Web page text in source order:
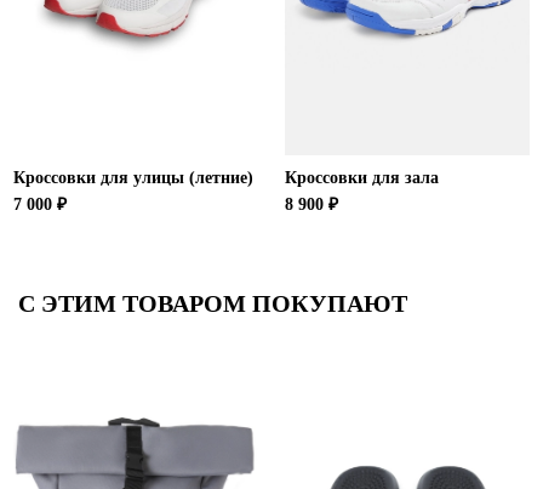
Кроссовки для улицы (летние)
7 000 ₽
Кроссовки для зала
8 900 ₽
С ЭТИМ ТОВАРОМ ПОКУПАЮТ